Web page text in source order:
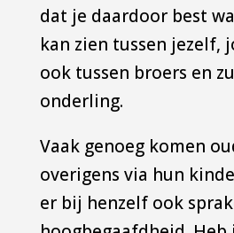
dat je daardoor best
kan zien tussen jezelf,
ook tussen broers en
onderling.
Vaak genoeg komen
overigens via hun
er bij henzelf ook